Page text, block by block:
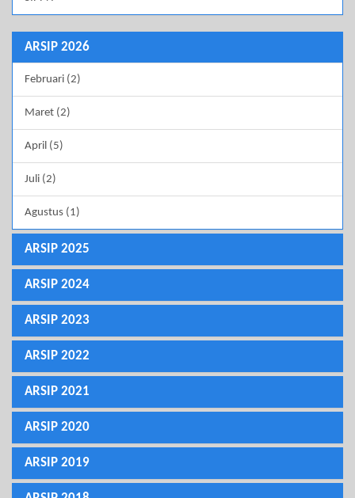
ARSIP 2026
Februari (2)
Maret (2)
April (5)
Juli (2)
Agustus (1)
ARSIP 2025
ARSIP 2024
ARSIP 2023
ARSIP 2022
ARSIP 2021
ARSIP 2020
ARSIP 2019